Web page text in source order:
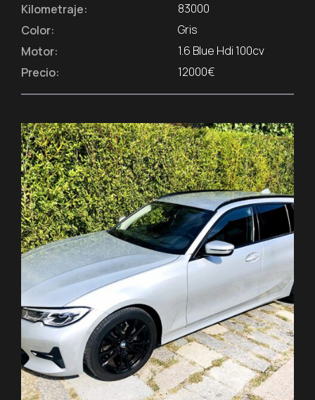
Kilometraje:
83000
Color:
Gris
Motor:
1.6 Blue Hdi 100cv
Precio:
12000€